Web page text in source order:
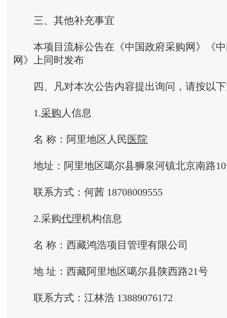
三、其他补充事宜
本项目流标公告在《中国政府采购网》《中
网》上同时发布
四、凡对本次公告内容提出询问，请按以下
1.采购 人信息
名 称：阿里地区人民 医院
地址：阿里地区噶尔县狮泉河镇北京南路
联系方式：何茜 18708009555
2.采购代理机构信息
名 称：西藏鸿浩项目管理有限公司
地 址：西藏阿里地区噶尔县陕西路21号
联系方式：江林浩 13889076172